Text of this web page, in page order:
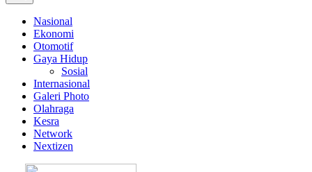
Nasional
Ekonomi
Otomotif
Gaya Hidup
Sosial
Internasional
Galeri Photo
Olahraga
Kesra
Network
Nextizen